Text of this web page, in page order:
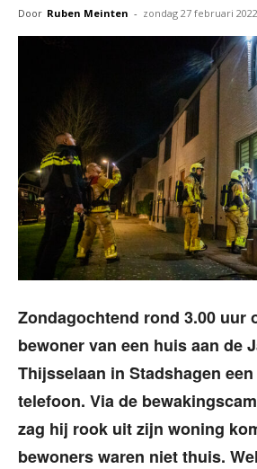
Door Ruben Meinten - zondag 27 februari 2022
Zondagochtend rond 3.00 uur
bewoner van een huis aan de
Thijsselaan in Stadshagen
telefoon. Via de
zag hij rook uit zijn woning
bewoners waren niet thuis.